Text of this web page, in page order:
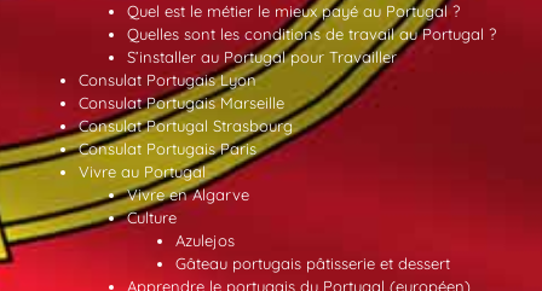
Quel est le métier le mieux payé au Portugal ?
Quelles sont les conditions de travail au Portugal ?
S’installer au Portugal pour Travailler
Consulat Portugais Lyon
Consulat Portugais Marseille
Consulat Portugal Strasbourg
Consulat Portugais Paris
Vivre au Portugal
Vivre en Algarve
Culture
Azulejos
Gâteau portugais pâtisserie et dessert
Apprendre le portugais du Portugal (européen)